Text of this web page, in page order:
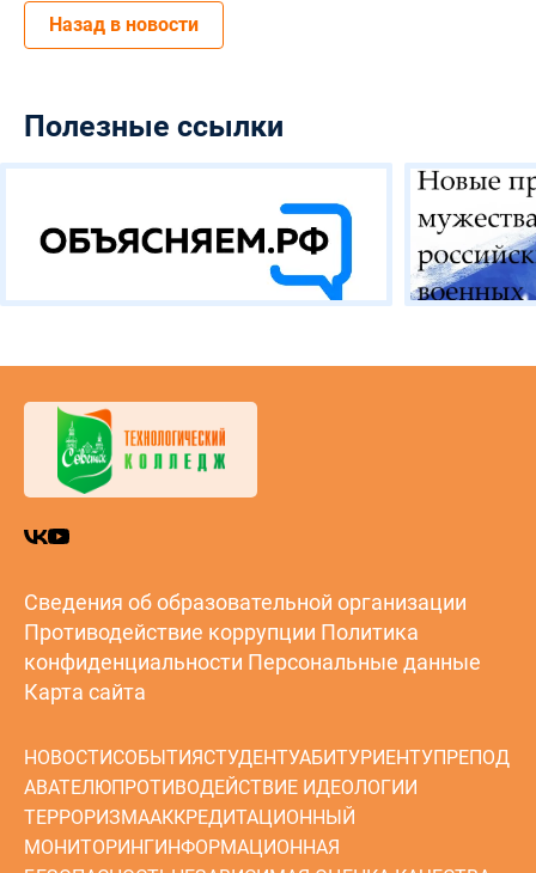
Назад в новости
Полезные ссылки
Сведения об образовательной организации
Противодействие коррупции Политика
конфиденциальности Персональные данные
Карта сайта
НОВОСТИСОБЫТИЯСТУДЕНТУАБИТУРИЕНТУПРЕПОД
АВАТЕЛЮПРОТИВОДЕЙСТВИЕ ИДЕОЛОГИИ
ТЕРРОРИЗМААККРЕДИТАЦИОННЫЙ
МОНИТОРИНГИНФОРМАЦИОННАЯ